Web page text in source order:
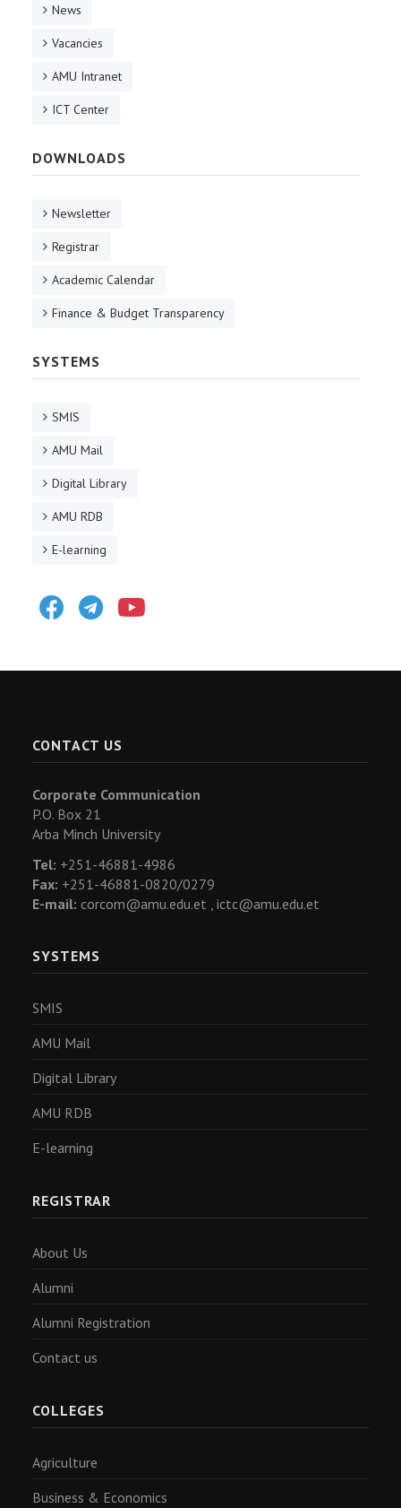
News
Vacancies
AMU Intranet
ICT Center
DOWNLOADS
Newsletter
Registrar
Academic Calendar
Finance & Budget Transparency
SYSTEMS
SMIS
AMU Mail
Digital Library
AMU RDB
E-learning
FacebookTelegram
CONTACT US
Corporate Communication
P.O. Box 21
Arba Minch University
Tel: +251-46881-4986
Fax: +251-46881-0820/0279
E-mail: corcom@amu.edu.et , ictc@amu.edu.et
SYSTEMS
SMIS
AMU Mail
Digital Library
AMU RDB
E-learning
REGISTRAR
About Us
Alumni
Alumni Registration
Contact us
COLLEGES
Agriculture
Business & Economics